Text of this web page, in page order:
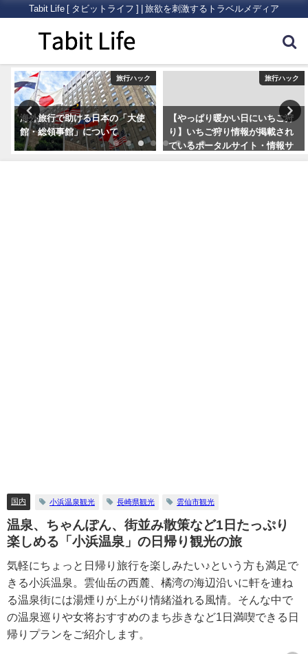
Tabit Life [ タビットライフ ] | 旅欲を刺激するトラベルメディア
旅行ハック
海外旅行で助ける日本の「大使
館・総領事館」について
旅行ハック
【やっぱり暖かい日にいちご狩
り】いちご狩り情報が掲載され
ているポータルサイト・情報サ
イトまとめ5つ
国内 小浜温泉観光 長崎県観光 雲仙市観光
温泉、ちゃんぽん、街並み散策など1日たっぷり
楽しめる「小浜温泉」の日帰り観光の旅
気軽にちょっと日帰り旅行を楽しみたい♪という方も満足で
きる小浜温泉。雲仙岳の西麓、橘湾の海辺沿いに軒を連ね
る温泉街には湯煙りが上がり情緒溢れる風情。そんな中で
の温泉巡りや女将おすすめのまち歩きなど1日満喫できる日
帰りプランをご紹介します。